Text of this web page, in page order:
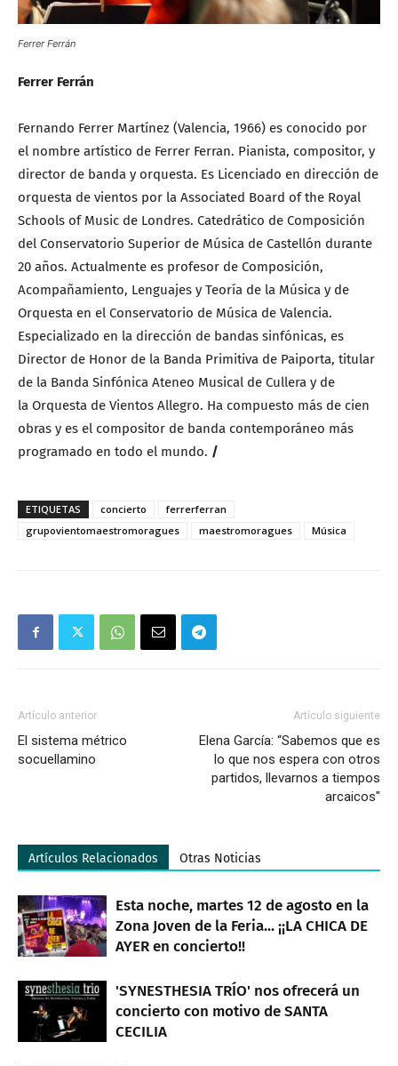
Ferrer Ferrán
Ferrer Ferrán
Fernando Ferrer Martínez (Valencia, 1966) es conocido por
el nombre artístico de Ferrer Ferran. Pianista, compositor, y
director de banda y orquesta. Es Licenciado en dirección de
orquesta de vientos por la Associated Board of the Royal
Schools of Music de Londres. Catedrático de Composición
del Conservatorio Superior de Música de Castellón durante
20 años. Actualmente es profesor de Composición,
Acompañamiento, Lenguajes y Teoría de la Música y de
Orquesta en el Conservatorio de Música de Valencia.
Especializado en la dirección de bandas sinfónicas, es
Director de Honor de la Banda Primitiva de Paiporta, titular
de la Banda Sinfónica Ateneo Musical de Cullera y de
la Orquesta de Vientos Allegro. Ha compuesto más de cien
obras y es el compositor de banda contemporáneo más
programado en todo el mundo. /
ETIQUETAS concierto
ferrerferran
grupovientomaestromoragues
maestromoragues Música
Artículo anterior
El sistema métrico
socuellamino
Artículo siguiente
Elena García: “Sabemos que es
lo que nos espera con otros
partidos, llevarnos a tiempos
arcaicos"
Artículos Relacionados Otras Noticias
Esta noche, martes 12 de agosto en la
Zona Joven de la Feria... ¡¡LA CHICA DE
AYER en concierto!!
'SYNESTHESIA TRÍO' nos ofrecerá un
concierto con motivo de SANTA
CECILIA